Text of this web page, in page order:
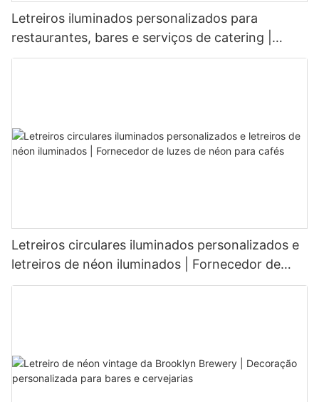
Letreiros iluminados personalizados para
restaurantes, bares e serviços de catering |
Fabricante de letreiros de LED
Letreiros circulares iluminados personalizados e
letreiros de néon iluminados | Fornecedor de
luzes de néon para cafés